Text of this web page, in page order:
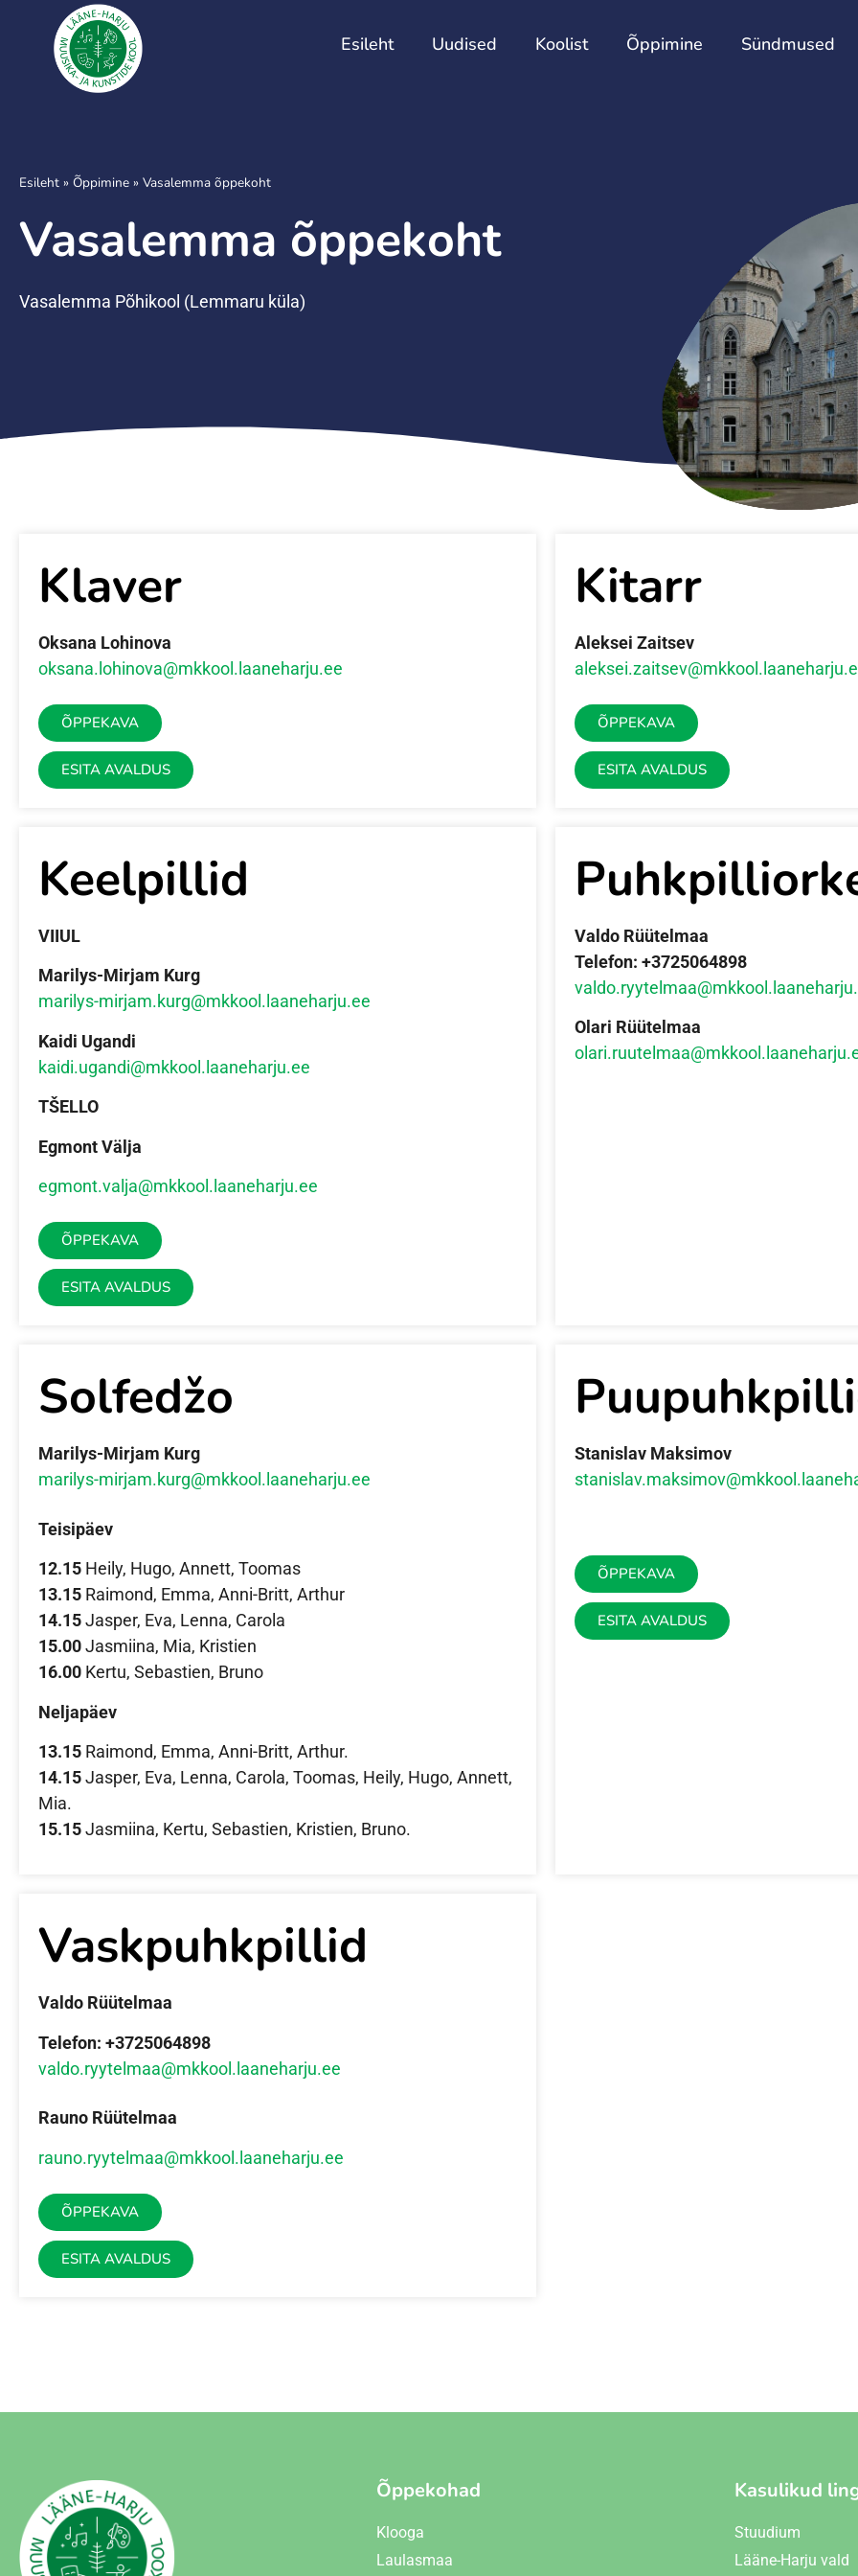
Esileht Uudised Koolist Õppimine Sündmused
Esileht » Õppimine » Vasalemma õppekoht
Vasalemma õppekoht
Vasalemma Põhikool (Lemmaru küla)
Klaver
Oksana Lohinova
oksana.lohinova@mkkool.laaneharju.ee
ÕPPEKAVA
ESITA AVALDUS
Kitarr
Aleksei Zaitsev
ÕPPEKAVA
ESITA AVALDUS
Keelpillid
VIIUL
Marilys-Mirjam Kurg
marilys-mirjam.kurg@mkkool.laaneharju.ee
Kaidi Ugandi
kaidi.ugandi@mkkool.laaneharju.ee
TŠELLO
Egmont Välja
egmont.valja@mkkool.laaneharju.ee
ÕPPEKAVA
ESITA AVALDUS
Valdo Rüütelmaa
Telefon: +3725064898
Olari Rüütelmaa
olari.ruutelmaa@mkkool.
Solfedžo
Marilys-Mirjam Kurg
marilys-mirjam.kurg@mkkool.laaneharju.ee
Teisipäev
12.15 Heily, Hugo, Annett, Toomas
13.15 Raimond, Emma, Anni-Britt, Arthur
14.15Jasper, Eva, Lenna, Carola
15.00Jasmiina, Mia, Kristien
16.00 Kertu, Sebastien, Bruno
Neljapäev
13.15 Raimond, Emma, Anni-Britt, Arthur.
14.15Jasper, Eva, Lenna, Carola, Toomas, Heily, Hugo, Annett,
Mia.
15.15Jasmiina, Kertu, Sebastien, Kristien, Bruno.
Stanislav Maksimov
ÕPPEKAVA
ESITA AVALDUS
Vaskpuhkpillid
Valdo Rüütelmaa
Telefon: +3725064898
valdo.ryytelmaa@mkkool.laaneharju.ee
Rauno Rüütelmaa
rauno.ryytelmaa@mkkool.laaneharju.ee
ÕPPEKAVA
ESITA AVALDUS
Õppekohad
Klooga
Laulasmaa
Kasulikud
Stuudium
Lääne-Harju vald